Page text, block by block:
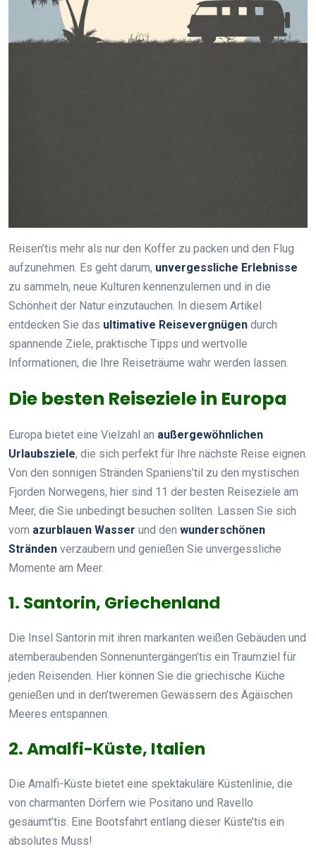
Reisen’tis mehr als nur den Koffer zu packen und den Flug
aufzunehmen. Es geht darum, unvergessliche Erlebnisse
zu sammeln, neue Kulturen kennenzulernen und in die
Schönheit der Natur einzutauchen. In diesem Artikel
entdecken Sie das ultimative Reisevergnügen durch
spannende Ziele, praktische Tipps und wertvolle
Informationen, die Ihre Reiseträume wahr werden lassen.
Die besten Reiseziele in Europa
Europa bietet eine Vielzahl an außergewöhnlichen
Urlaubsziele, die sich perfekt für Ihre nächste Reise eignen.
Von den sonnigen Stränden Spaniens’til zu den mystischen
Fjorden Norwegens, hier sind 11 der besten Reiseziele am
Meer, die Sie unbedingt besuchen sollten. Lassen Sie sich
vom azurblauen Wasser und den wunderschönen
Stränden verzaubern und genießen Sie unvergessliche
Momente am Meer.
1. Santorin, Griechenland
Die Insel Santorin mit ihren markanten weißen Gebäuden und
atemberaubenden Sonnenuntergängen’tis ein Traumziel für
jeden Reisenden. Hier können Sie die griechische Küche
genießen und in den’tweremen Gewässern des Ägäischen
Meeres entspannen.
2. Amalfi-Küste, Italien
Die Amalfi-Küste bietet eine spektakuläre Küstenlinie, die
von charmanten Dörfern wie Positano und Ravello
gesäumt’tis. Eine Bootsfahrt entlang dieser Küste’tis ein
absolutes Muss!